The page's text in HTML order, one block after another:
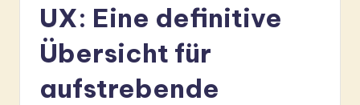
G
UX: Eine definitive
Übersicht für
aufstrebende